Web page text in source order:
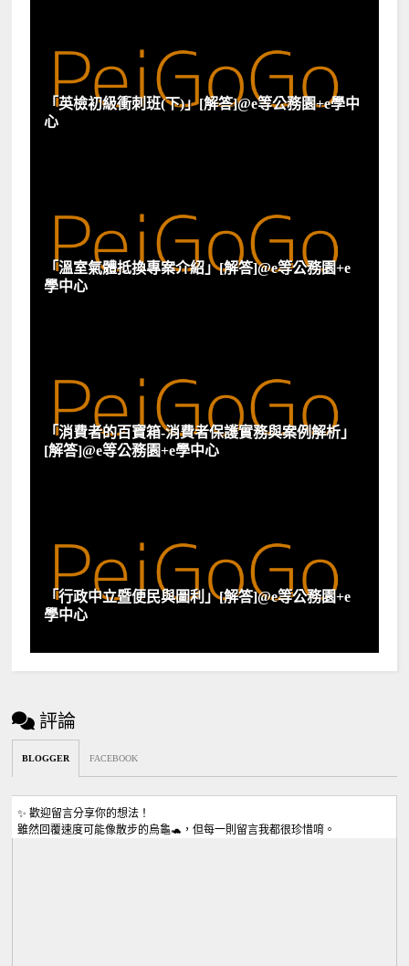
「英檢初級衝刺班(下)」[解答]@e等公務園+e學中
心
「溫室氣體抵換專案介紹」[解答]@e等公務園+e
學中心
「消費者的百寶箱-消費者保護實務與案例解析」
[解答]@e等公務園+e學中心
「行政中立暨便民與圖利」[解答]@e等公務園+e
學中心
評論
BLOGGER FACEBOOK
✨ 歡迎留言分享你的想法！
雖然回覆速度可能像散步的烏龜🐢，但每一則留言我都很珍惜唷。